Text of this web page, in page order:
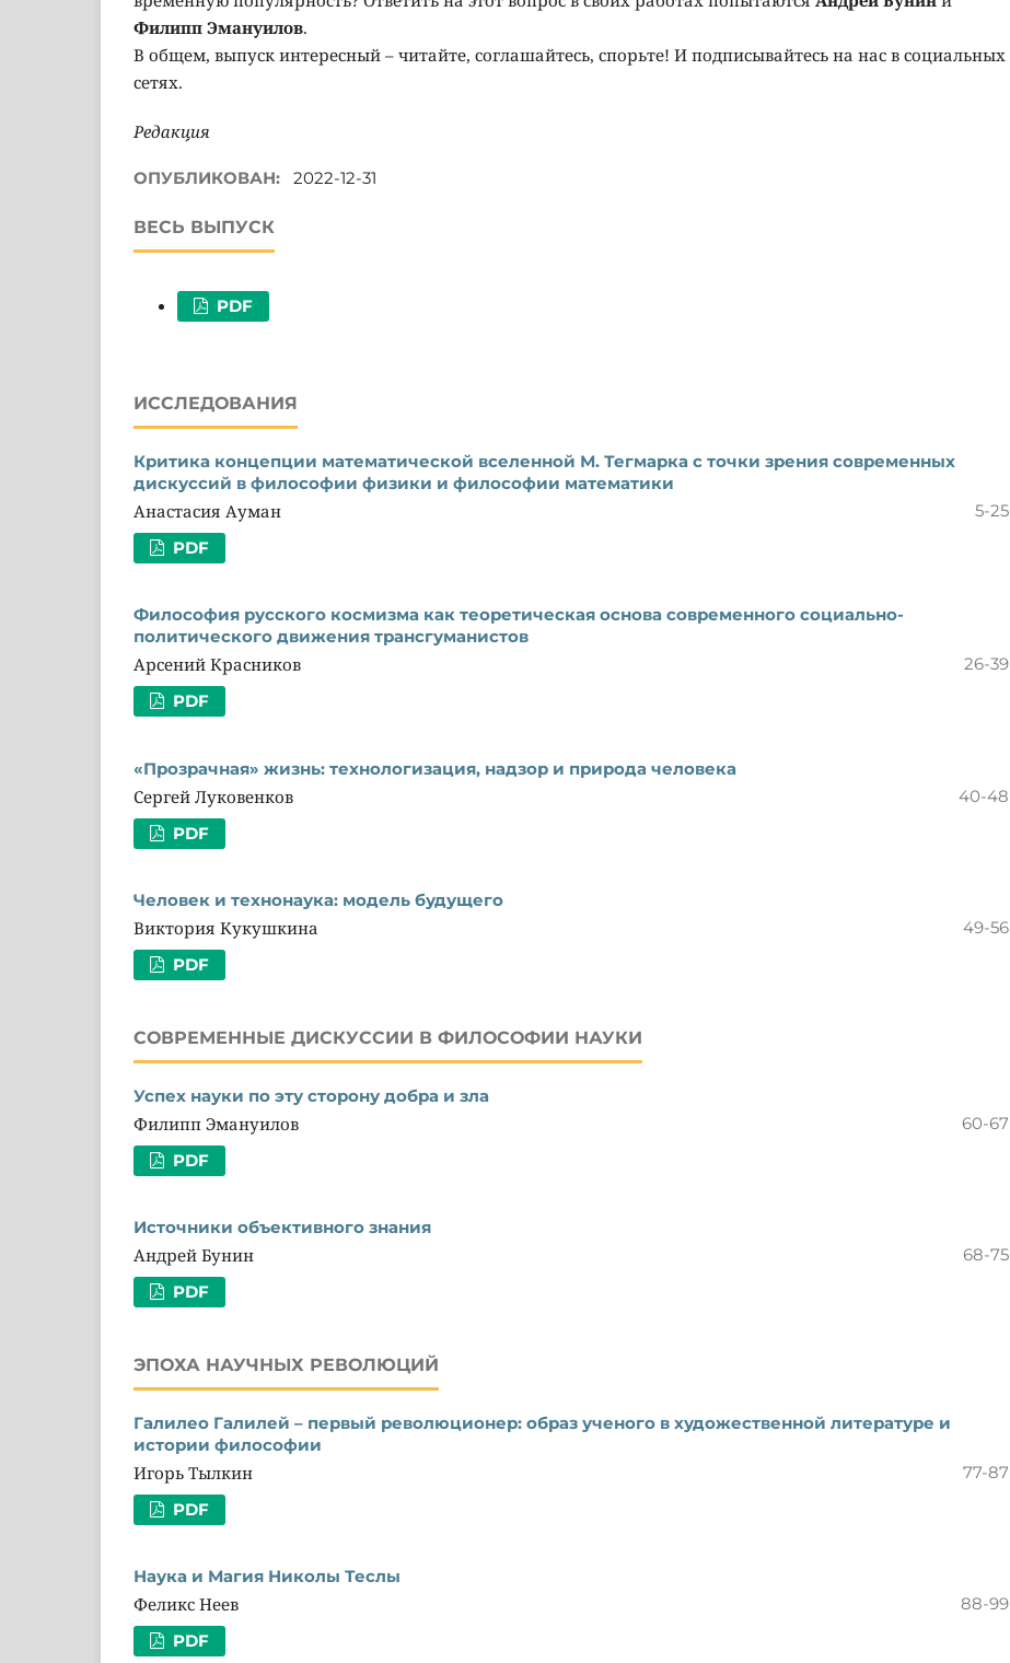
Филипп Эмануилов.
В общем, выпуск интересный – читайте, соглашайтесь, спорьте! И подписывайтесь на нас в социальных
сетях.
Редакция
ОПУБЛИКОВАН: 2022-12-31
ВЕСЬ ВЫПУСК
PDF
ИССЛЕДОВАНИЯ
Критика концепции математической вселенной М. Тегмарка с точки зрения современных
дискуссий в философии физики и философии математики
Анастасия Ауман
5-25
PDF
Философия русского космизма как теоретическая основа современного социально-
политического движения трансгуманистов
Арсений Красников
26-39
PDF
«Прозрачная» жизнь: технологизация, надзор и природа человека
Сергей Луковенков
40-48
PDF
Человек и технонаука: модель будущего
Виктория Кукушкина
49-56
PDF
СОВРЕМЕННЫЕ ДИСКУССИИ В ФИЛОСОФИИ НАУКИ
Успех науки по эту сторону добра и зла
Филипп Эмануилов
60-67
PDF
Источники объективного знания
Андрей Бунин
68-75
PDF
ЭПОХА НАУЧНЫХ РЕВОЛЮЦИЙ
Галилео Галилей – первый революционер: образ ученого в художественной литературе и
истории философии
Игорь Тылкин
77-87
PDF
Наука и Магия Николы Теслы
Феликс Неев
88-99
PDF